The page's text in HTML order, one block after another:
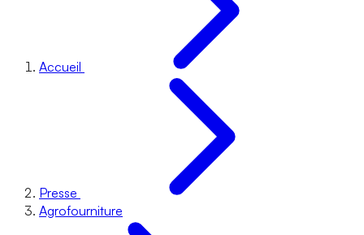
Accueil
Presse
Agrofourniture